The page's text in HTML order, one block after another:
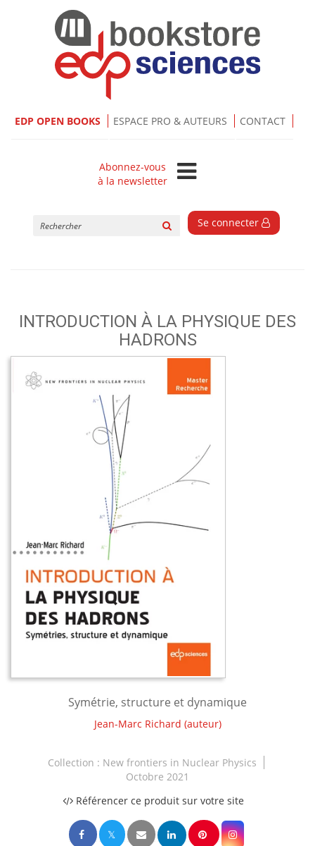
EDP OPEN BOOKS ESPACE PRO & AUTEURS CONTACT
Abonnez-vous
à la newsletter
Se connecter
INTRODUCTION À LA PHYSIQUE DES
HADRONS
Symétrie, structure et dynamique
Jean-Marc Richard (auteur)
Collection : New frontiers in Nuclear Physics
Octobre 2021
Référencer ce produit sur votre site